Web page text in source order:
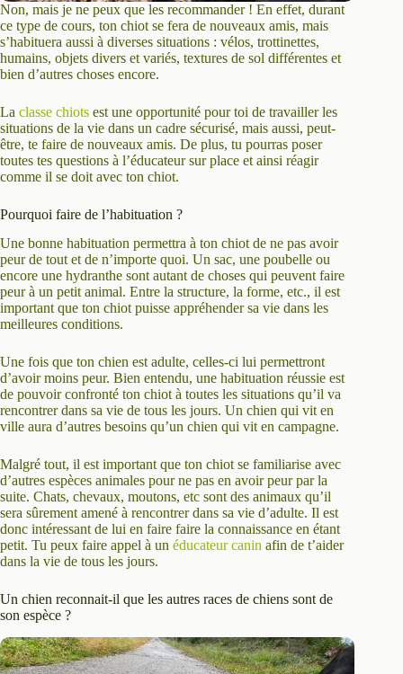
Non, mais je ne peux que les recommander ! En effet, durant
ce type de cours, ton chiot se fera de nouveaux amis, mais
s’habituera aussi à diverses situations : vélos, trottinettes,
humains, objets divers et variés, textures de sol différentes et
bien d’autres choses encore.
La classe chiots est une opportunité pour toi de travailler les
situations de la vie dans un cadre sécurisé, mais aussi, peut-
être, te faire de nouveaux amis. De plus, tu pourras poser
toutes tes questions à l’éducateur sur place et ainsi réagir
comme il se doit avec ton chiot.
Pourquoi faire de l’habituation ?
Une bonne habituation permettra à ton chiot de ne pas avoir
peur de tout et de n’importe quoi. Un sac, une poubelle ou
encore une hydranthe sont autant de choses qui peuvent faire
peur à un petit animal. Entre la structure, la forme, etc., il est
important que ton chiot puisse appréhender sa vie dans les
meilleures conditions.
Une fois que ton chien est adulte, celles-ci lui permettront
d’avoir moins peur. Bien entendu, une habituation réussie est
de pouvoir confronté ton chiot à toutes les situations qu’il va
rencontrer dans sa vie de tous les jours. Un chien qui vit en
ville aura d’autres besoins qu’un chien qui vit en campagne.
Malgré tout, il est important que ton chiot se familiarise avec
d’autres espèces animales pour ne pas en avoir peur par la
suite. Chats, chevaux, moutons, etc sont des animaux qu’il
sera sûrement amené à rencontrer dans sa vie d’adulte. Il est
donc intéressant de lui en faire faire la connaissance en étant
petit. Tu peux faire appel à un éducateur canin afin de t’aider
dans la vie de tous les jours.
Un chien reconnait-il que les autres races de chiens sont de
son espèce ?